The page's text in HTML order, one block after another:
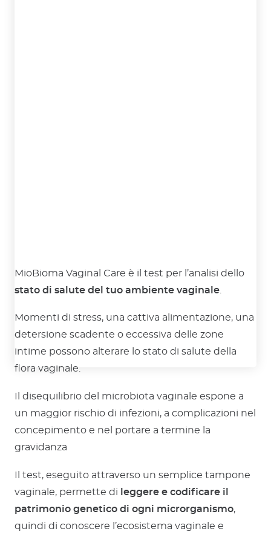
MioBioma Vaginal Care è il test per l’analisi dello
stato di salute del tuo ambiente vaginale
Momenti di stress, una cattiva alimentazione, una
detersione scadente o eccessiva delle zone
intime possono alterare lo stato di salute della
flora vaginale.
Il disequilibrio del microbiota vaginale espone a
un maggior rischio di infezioni, a complicazioni nel
concepimento e nel portare a termine la
gravidanza
Il test, eseguito attraverso un semplice tampone
vaginale, permette di
leggere e codificare il
patrimonio genetico di ogni microrganismo,
quindi di conoscere l’ecosistema vaginale e